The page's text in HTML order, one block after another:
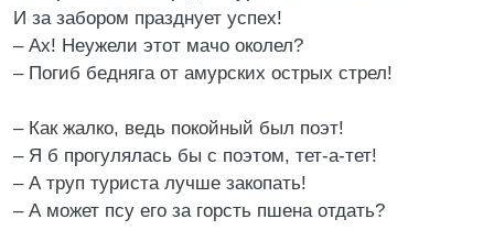
И за забором празднует успех!
– Ах! Неужели этот мачо околел?
– Погиб бедняга от амурских острых стрел!
– Как жалко, ведь покойный был поэт!
– Я б прогулялась бы с поэтом, тет-а-тет!
– А труп туриста лучше закопать!
– А может псу его за горсть пшена отдать?